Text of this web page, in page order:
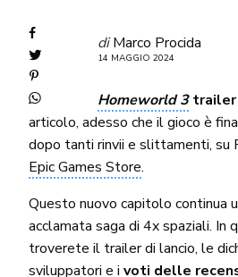
di Marco Procida
14 MAGGIO 2024
Homeworld 3trailer
articolo, adesso che il gioco è
dopo tanti rinvii e slittamenti, su
Epic Games Store.
Questo nuovo capitolo continua
acclamata saga di 4x spaziali. In
troverete il trailer di lancio, le
sviluppatori e ivoti delle